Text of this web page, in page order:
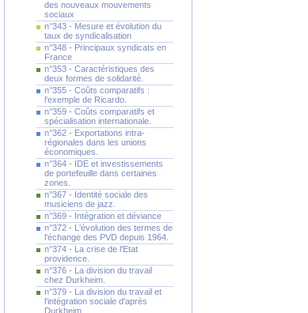
des nouveaux mouvements
sociaux
n°343 - Mesure et évolution du
taux de syndicalisation
n°348 - Principaux syndicats en
France
n°353 - Caractéristiques des
deux formes de solidarité.
n°355 - Coûts comparatifs :
l'exemple de Ricardo.
n°359 - Coûts comparatifs et
spécialisation internationale.
n°362 - Exportations intra-
régionales dans les unions
économiques.
n°364 - IDE et investissements
de portefeuille dans certaines
zones.
n°367 - Identité sociale des
musiciens de jazz.
n°369 - Intégration et déviance
n°372 - L'évolution des termes de
l'échange des PVD depuis 1964.
n°374 - La crise de l'Etat
providence.
n°376 - La division du travail
chez Durkheim.
n°379 - La division du travail et
l'intégration sociale d'après
Durkheim.